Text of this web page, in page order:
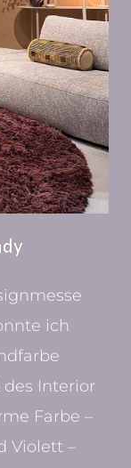
ich
Interior
Farbe –
Violett –